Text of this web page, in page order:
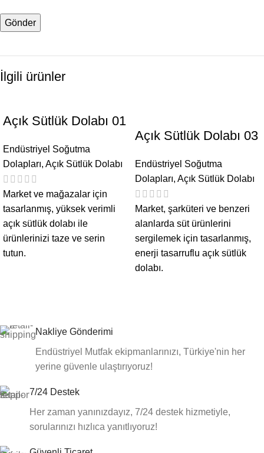
İlgili ürünler
Açık Sütlük Dolabı 01
Endüstriyel Soğutma
Dolapları, Açık Sütlük Dolabı
Market ve mağazalar için
tasarlanmış, yüksek verimli
açık sütlük dolabı ile
ürünlerinizi taze ve serin
tutun.
Açık Sütlük Dolabı 03
Endüstriyel Soğutma
Dolapları, Açık Sütlük Dolabı
Market, şarküteri ve benzeri
alanlarda süt ürünlerini
sergilemek için tasarlanmış,
enerji tasarruflu açık sütlük
dolabı.
Nakliye Gönderimi
Endüstriyel Mutfak ekipmanlarınızı, Türkiye'nin her
yerine güvenle ulaştırıyoruz!
7/24 Destek
Her zaman yanınızdayız, 7/24 destek hizmetiyle,
sorularınızı hızlıca yanıtlıyoruz!